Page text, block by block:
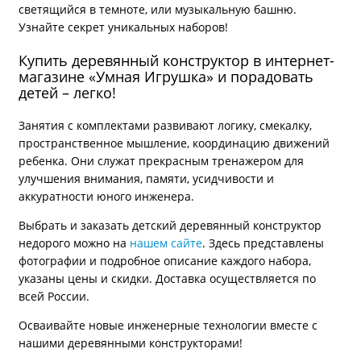
светящийся в темноте, или музыкальную башню.
Узнайте секрет уникальных наборов!
Купить деревянный конструктор в интернет-
магазине «Умная Игрушка» и порадовать
детей – легко!
Занятия с комплектами развивают логику, смекалку,
пространственное мышление, координацию движений
ребенка. Они служат прекрасным тренажером для
улучшения внимания, памяти, усидчивости и
аккуратности юного инженера.
Выбрать и заказать детский деревянный конструктор
недорого можно на нашем сайте. Здесь представлены
фотографии и подробное описание каждого набора,
указаны цены и скидки. Доставка осуществляется по
всей России.
Осваивайте новые инженерные технологии вместе с
нашими деревянными конструкторами!